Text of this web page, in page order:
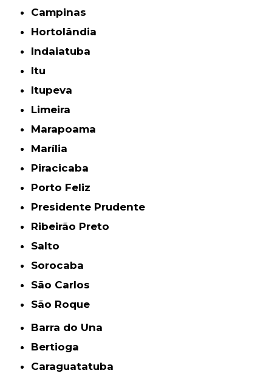
Campinas
Hortolândia
Indaiatuba
Itu
Itupeva
Limeira
Marapoama
Marília
Piracicaba
Porto Feliz
Presidente Prudente
Ribeirão Preto
Salto
Sorocaba
São Carlos
São Roque
Barra do Una
Bertioga
Caraguatatuba